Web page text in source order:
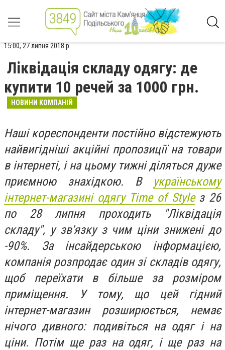
15:00, 27 липня 2018 р.
Ліквідація складу одягу: де
купити 10 речей за 1000 грн.
НОВИНИ КОМПАНІЙ
Наші кореспонденти постійно відстежують
найвигідніші акційні пропозиції на товари
в інтернеті, і на цьому тижні діляться дуже
приємною знахідкою. В
українському
інтернет-магазині одягу Time of Styleз 26
по 28 липня проходить "Ліквідація
складу", у зв'язку з чим ціни знижені до
-90%. За інсайдерською інформацією,
компанія розпродає один зі складів одягу,
щоб переїхати в більше за розміром
приміщення. У тому, що цей гідний
інтернет-магазин розширюється, немає
нічого дивного: подивіться на одяг і на
ціни. Потім ще раз на одяг, і ще раз на